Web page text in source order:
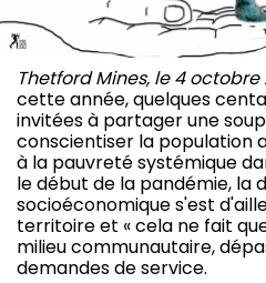
Thetford Mines, le 4 octobre
cette année, quelques
invitées à partager une
conscientiser la population
à la pauvreté systémique
le début de la pandémie, la
socioéconomique s'est
territoire et « cela ne fait
milieu communautaire,
demandes de service.